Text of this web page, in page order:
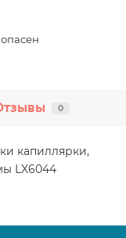
0
капиллярки,
LX6044